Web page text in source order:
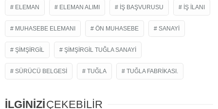
ELEMAN ELEMAN ALIMI IŞ BAŞVURUSU IŞ ILANI
MUHASEBE ELEMANI ÖN MUHASEBE SANAYI
ŞIMŞIRGIL ŞIMŞIRGIL TUĞLA SANAYI
SÜRÜCÜ BELGESI TUĞLA TUĞLA FABRIKASI.
İLGİNİZİÇEKEBİLİR